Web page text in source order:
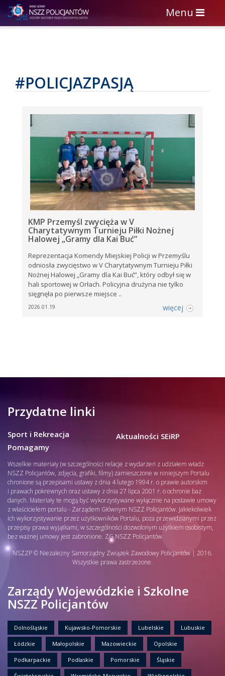
Toggle
navigation
Menu
#POLICJAZPASJĄ
KMP Przemyśl zwycięża w V
Charytatywnym Turnieju Piłki Nożnej
Halowej „Gramy dla Kai Buć”
Reprezentacja Komendy Miejskiej Policji w Przemyślu
odniosła zwycięstwo w V Charytatywnym Turnieju Piłki
Nożnej Halowej „Gramy dla Kai Buć”, który odbył się w
hali sportowej w Orłach. Policyjna drużyna nie tylko
sięgnęła po pierwsze miejsce ..
2026.01.19 więcej
Przydatne linki
Sport i Rekreacja
Pomagamy
Aktualności SEiRP
Wszelkie materiały (w szczególności relacje z wydarzeń z udziałem władz
NSZZ Policjantów, zdjęcia, grafiki, filmy) zamieszczone w niniejszym Portalu
chronione są przepisami ustawy z dnia 4 lutego 1994 r. o prawie autorskim
i prawach pokrewnych oraz ustawy z dnia 27 lipca 2001 r. o ochronie baz
danych. Materiały te mogą być wykorzystywane wyłącznie na postawie umowy
z właścicielem portalu - Zarządem Głównym NSZZ Policjantów. Jakiekolwiek
ich wykorzystywanie przez użytkowników Portalu, poza przewidzianymi przez
przepisy prawa wyjątkami, w szczególności dozwolonym użytkiem osobistym,
bez ważnej umowy jest zabronione. ZG NSZZ Policjantów
NSZZP © Niezależny Samorządny Związek Zawodowy Policjantów | 2016.
Wszystkie prawa zastrzeżone.
Zarządy Wojewódzkie i Szkolne
NSZZ Policjantów
Dolnośląskie Kujawsko-Pomorskie Lubelskie Lubuskie
Łódzkie Małopolskie Mazowieckie Opolskie
Podkarpackie Podlaskie Pomorskie Śląskie